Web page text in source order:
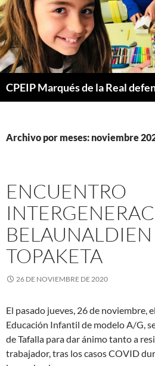
CPEIP Marqués de la Real
Archivo por meses: noviembre
ENCUENTRO
TOPAKETA
26 DE NOVIEMBRE DE 2020
El pasado jueves, 26 de noviembre,
Educación Infantil de modelo A/G,
de Tafalla para dar ánimo tanto a
trabajador, tras los casos COVID